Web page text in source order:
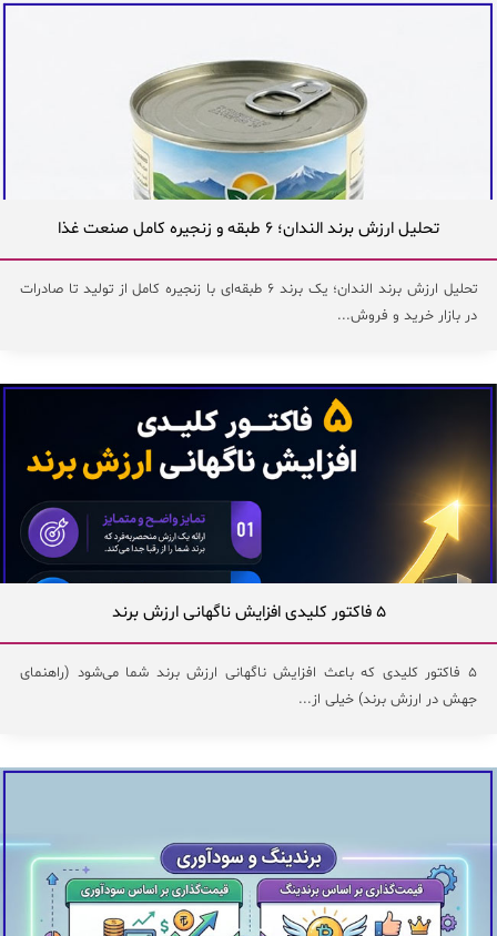
تحلیل ارزش برند الندان؛ ۶ طبقه و زنجیره کامل صنعت غذا
تحلیل ارزش برند الندان؛ یک برند ۶ طبقه‌ای با زنجیره کامل از تولید تا صادرات
در بازار خرید و فروش...
۵ فاکتور کلیدی افزایش ناگهانی ارزش برند
۵ فاکتور کلیدی که باعث افزایش ناگهانی ارزش برند شما می‌شود (راهنمای
جهش در ارزش برند) خیلی از...